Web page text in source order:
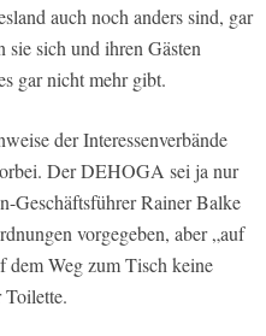
auch noch anders sind, gar
sich und ihren Gästen
gar nicht mehr gibt.
der Interessenverbände
Der DEHOGA sei ja nur
Geschäftsführer Rainer Balke
vorgegeben, aber „auf
dem Weg zum Tisch keine
Toilette.